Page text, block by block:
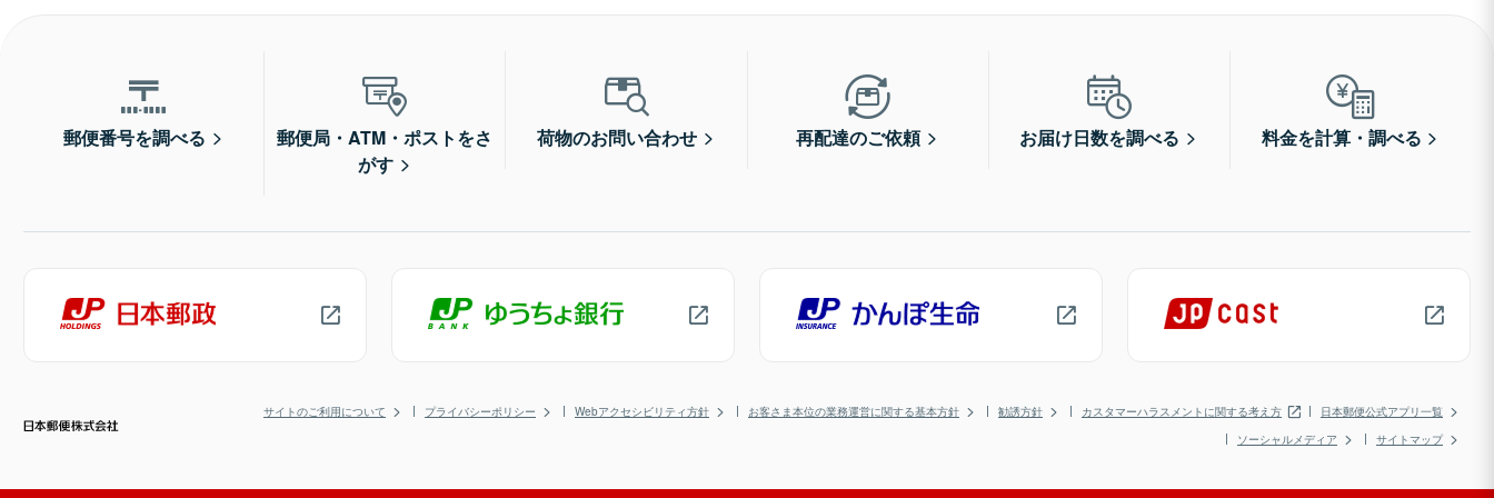
郵便番号を調べる
郵便局・ATM・ポストをさ
がす
荷物のお問い合わせ 再配達のご依頼 お届け日数を調べる 料金を計算・調べる
サイトのご利用について プライバシーポリシー Webアクセシビリティ方針 お客さま本位の業務運営に関する基本方針 勧誘方針 カスタマーハラスメントに関する考え方
日本郵便公式アプリ一覧
ソーシャルメディア
サイトマップ